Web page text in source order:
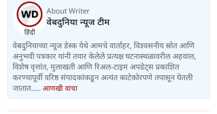
About Writer
वेबदुनिया न्यूज टीम
वेबदुनियाच्या न्यूज डेस्क येथे आमचे वार्ताहर, विश्वसनीय स्रोत आणि
अनुभवी पत्रकार यांनी तयार केलेले प्रत्यक्ष घटनास्थळावरील अहवाल,
विशेष वृत्तांत, मुलाखती आणि रिअल-टाइम अपडेट्स प्रकाशित
करण्यापूर्वी वरिष्ठ संपादकांकडून अत्यंत काटेकोरपणे तपासून घेतली
जातात..... आणखी वाचा